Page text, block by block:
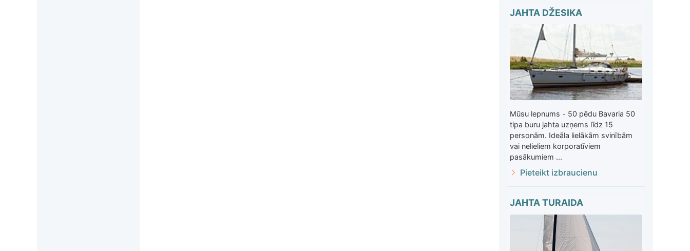
JAHTA DŽESIKA
Mūsu lepnums - 50 pēdu Bavaria 50
tipa buru jahta uzņems līdz 15
personām. Ideāla lielākām svinībām
vai nelieliem korporatīviem
pasākumiem ...
Pieteikt izbraucienu
JAHTA TURAIDA